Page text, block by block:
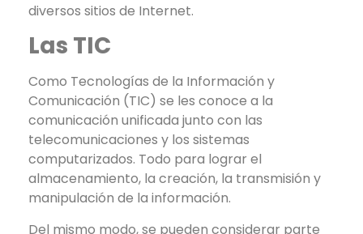
diversos sitios de Internet.
Las TIC
Como Tecnologías de la Información y
Comunicación (TIC) se les conoce a la
comunicación unificada junto con las
telecomunicaciones y los sistemas
computarizados. Todo para lograr el
almacenamiento, la creación, la transmisión y
manipulación de la información.
Del mismo modo, se pueden considerar parte